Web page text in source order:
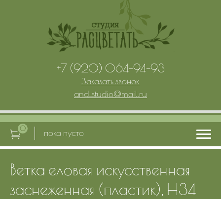
Ветка еловая искусственная
заснеженная (пластик), H34
+7 (920) 064-94-93
Заказать звонок
and_studio@mail.ru
0 пока пусто
Главная